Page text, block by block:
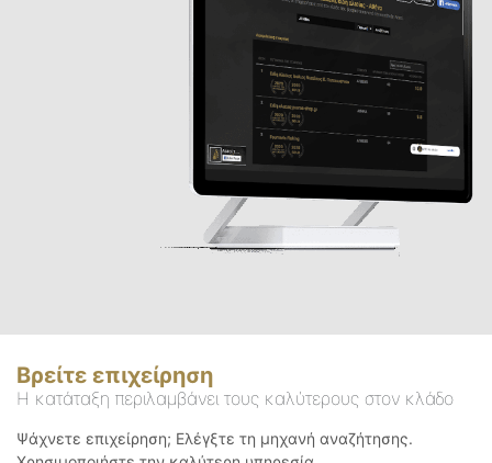
Βρείτε επιχείρηση
Η κατάταξη περιλαμβάνει τους καλύτερους στον κλάδο
Ψάχνετε επιχείρηση; Ελέγξτε τη μηχανή αναζήτησης.